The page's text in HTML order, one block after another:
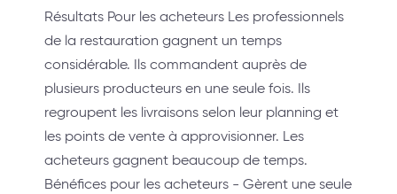
Résultats Pour les acheteurs Les professionnels
de la restauration gagnent un temps
considérable. Ils commandent auprès de
plusieurs producteurs en une seule fois. Ils
regroupent les livraisons selon leur planning et
les points de vente à approvisionner. Les
acheteurs gagnent beaucoup de temps.
Bénéfices pour les acheteurs - Gèrent une seule